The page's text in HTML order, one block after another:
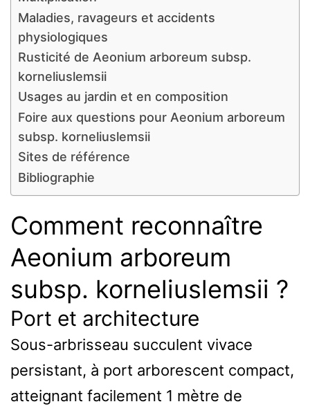
Maladies, ravageurs et accidents
physiologiques
Rusticité de Aeonium arboreum subsp.
korneliuslemsii
Usages au jardin et en composition
Foire aux questions pour Aeonium arboreum
subsp. korneliuslemsii
Sites de référence
Bibliographie
Comment reconnaître
Aeonium arboreum
subsp. korneliuslemsii ?
Port et architecture
Sous-arbrisseau succulent vivace
persistant, à port arborescent compact,
atteignant facilement 1 mètre de